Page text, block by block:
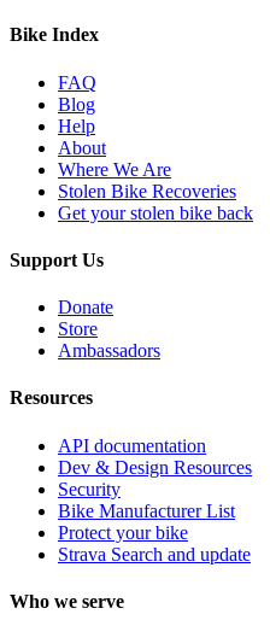
Bike Index
FAQ
Blog
Help
About
Where We Are
Stolen Bike Recoveries
Get your stolen bike back
Support Us
Donate
Store
Ambassadors
Resources
API documentation
Dev & Design Resources
Security
Bike Manufacturer List
Protect your bike
Strava Search and update
Who we serve